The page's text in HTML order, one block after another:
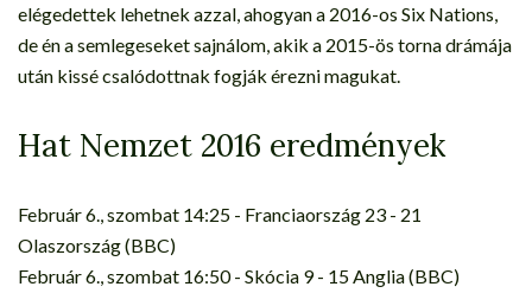
elégedettek lehetnek azzal, ahogyan a 2016-os Six Nations,
de én a semlegeseket sajnálom, akik a 2015-ös torna drámája
után kissé csalódottnak fogják érezni magukat.
Hat Nemzet 2016 eredmények
Február 6., szombat 14:25 - Franciaország 23 - 21
Olaszország (BBC)
Február 6., szombat 16:50 - Skócia 9 - 15 Anglia (BBC)